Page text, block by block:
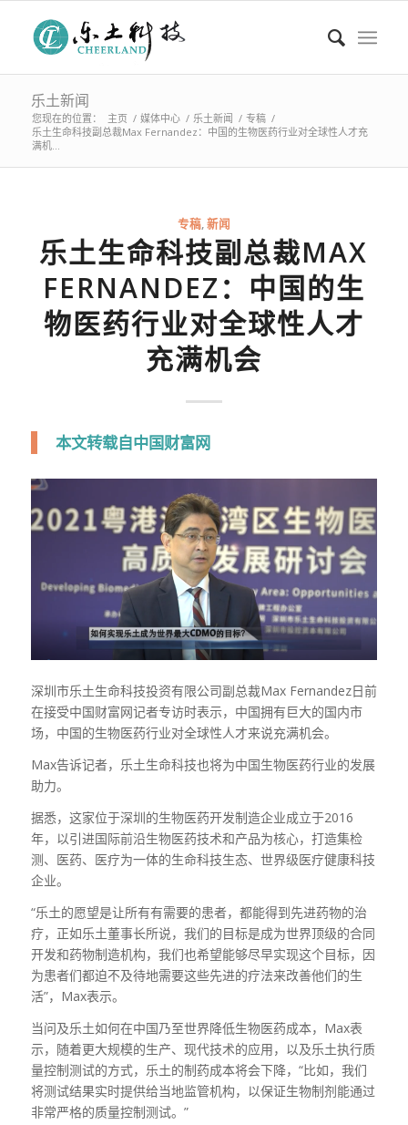
乐土新闻
您现在的位置： 主页 / 媒体中心 / 乐土新闻 / 专稿 /
乐土生命科技副总裁Max Fernandez：中国的生物医药行业对全球性人才充
满机...
专稿,新闻
乐土生命科技副总裁MAX
FERNANDEZ：中国的生
物医药行业对全球性人才
充满机会
本文转载自中国财富网
深圳市乐土生命科技投资有限公司副总裁Max Fernandez日前
在接受中国财富网记者专访时表示，中国拥有巨大的国内市
场，中国的生物医药行业对全球性人才来说充满机会。
Max告诉记者，乐土生命科技也将为中国生物医药行业的发展
助力。
据悉，这家位于深圳的生物医药开发制造企业成立于2016
年，以引进国际前沿生物医药技术和产品为核心，打造集检
测、医药、医疗为一体的生命科技生态、世界级医疗健康科技
企业。
“乐土的愿望是让所有有需要的患者，都能得到先进药物的治
疗，正如乐土董事长所说，我们的目标是成为世界顶级的合同
开发和药物制造机构，我们也希望能够尽早实现这个目标，因
为患者们都迫不及待地需要这些先进的疗法来改善他们的生
活”，Max表示。
当问及乐土如何在中国乃至世界降低生物医药成本，Max表
示，随着更大规模的生产、现代技术的应用，以及乐土执行质
量控制测试的方式，乐土的制药成本将会下降，“比如，我们
将测试结果实时提供给当地监管机构，以保证生物制剂能通过
非常严格的质量控制测试。”